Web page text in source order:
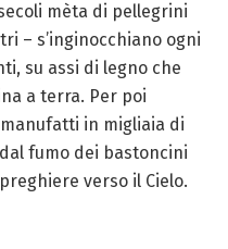
mèta di pellegrini
– s’inginocchiano ogni
su assi di legno che
a terra. Per poi
in migliaia di
fumo dei bastoncini
verso il Cielo.